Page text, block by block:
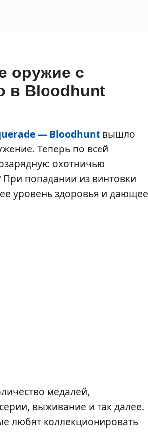
оружие с
в Bloodhunt
— Bloodhunt вышло
Теперь по всей
охотничью
При попадании из винтовки
уровень здоровья и дающее
медалей,
выживание и так далее.
любят коллекционировать